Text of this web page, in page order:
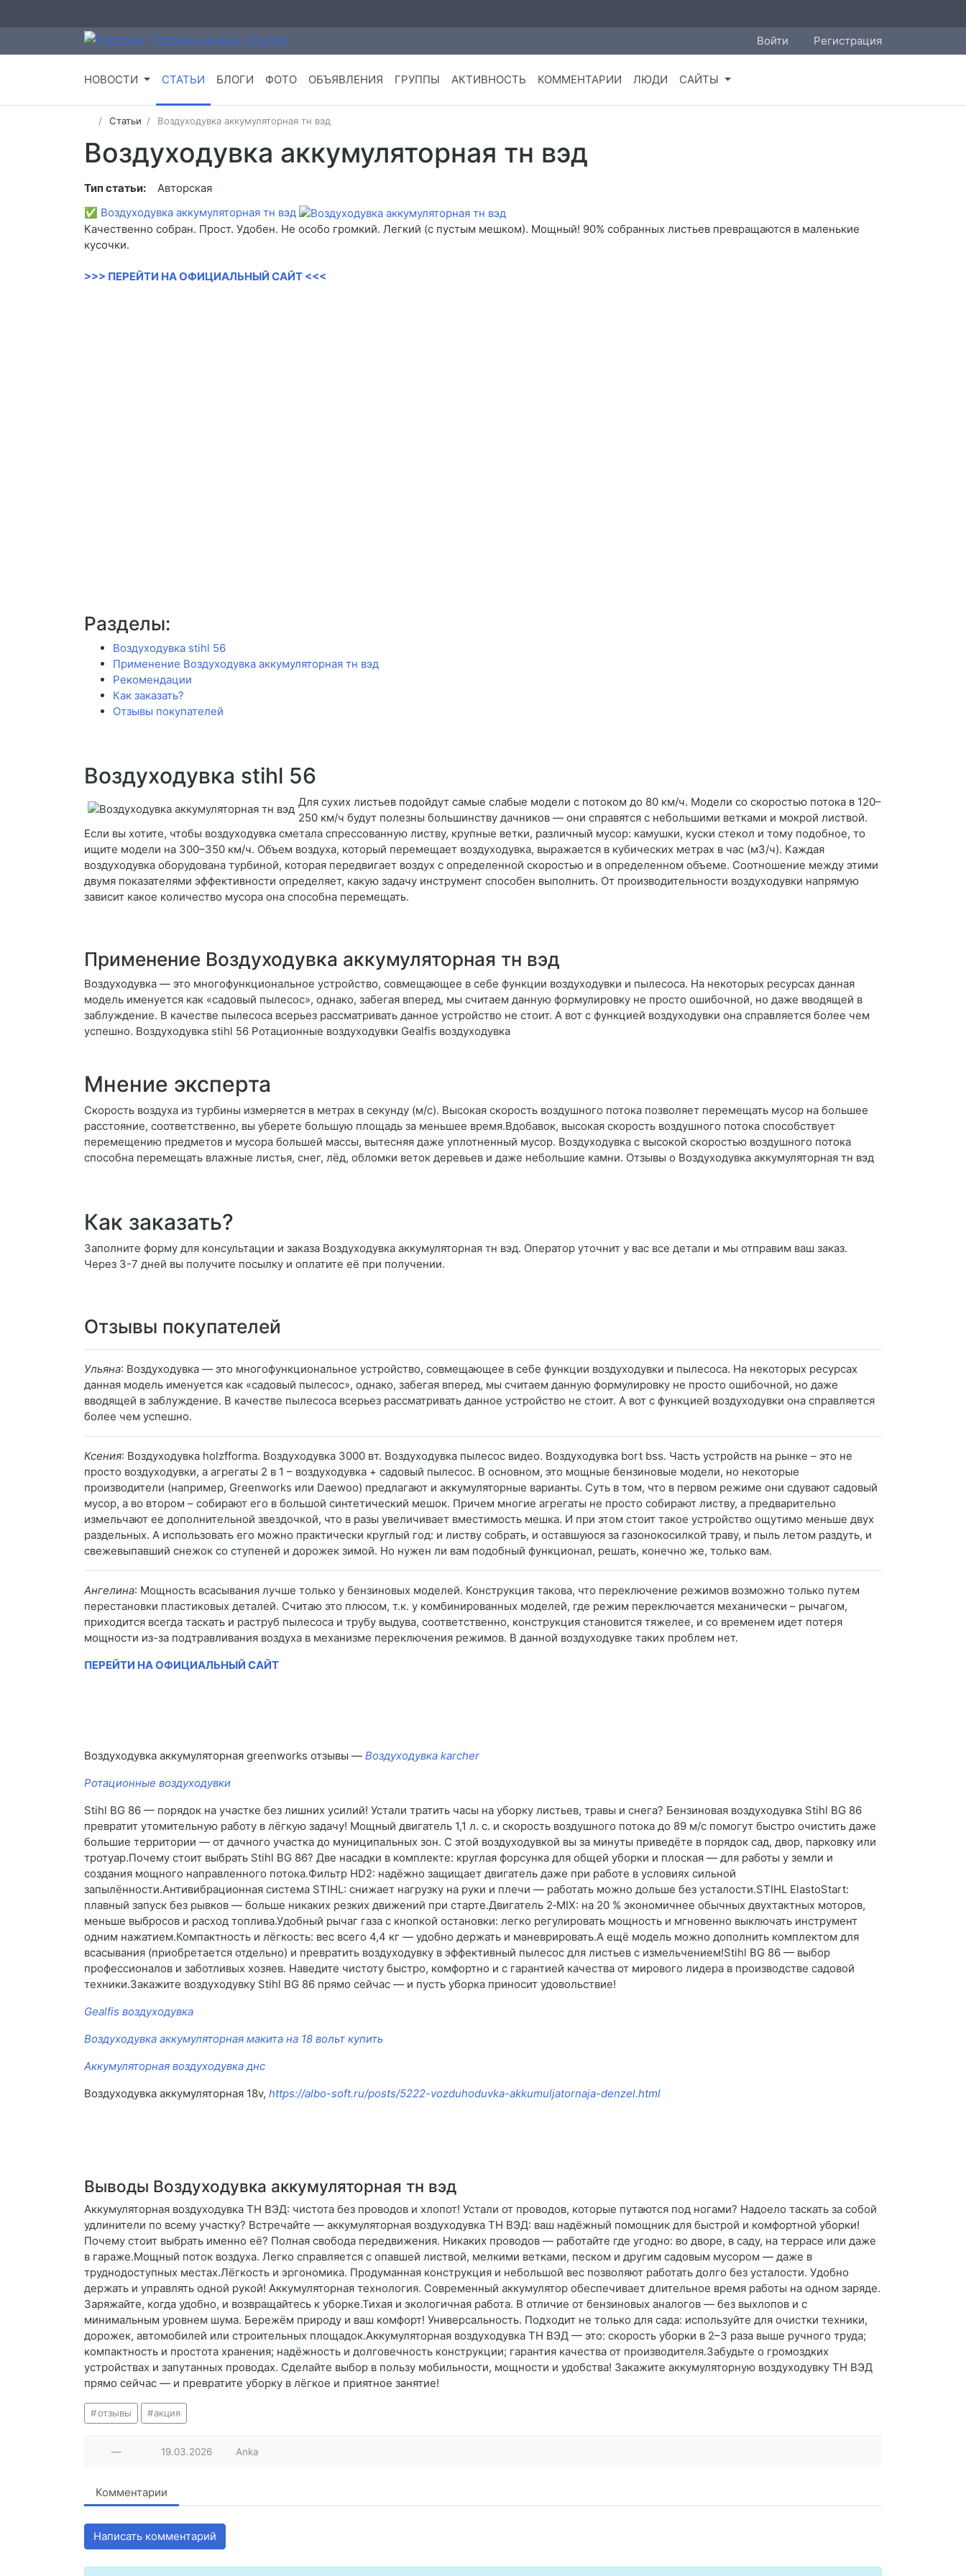
Войти Регистрация
НОВОСТИ СТАТЬИ БЛОГИ ФОТО ОБЪЯВЛЕНИЯ ГРУППЫ АКТИВНОСТЬ КОММЕНТАРИИ ЛЮДИ САЙТЫ
Статьи Воздуходувка аккумуляторная тн вэд
Воздуходувка аккумуляторная тн вэд
Тип статьи:
Авторская
✅ Воздуходувка аккумуляторная тн вэд
Качественно собран. Прост. Удобен. Не особо громкий. Легкий (с пустым мешком). Мощный! 90% собранных листьев превращаются в маленькие
кусочки.
>>> ПЕРЕЙТИ НА ОФИЦИАЛЬНЫЙ САЙТ <<<
Разделы:
Воздуходувка stihl 56
Применение Воздуходувка аккумуляторная тн вэд
Рекомендации
Как заказать?
Отзывы покупателей
Воздуходувка stihl 56
Для сухих листьев подойдут самые слабые модели с потоком до 80 км/ч. Модели со скоростью потока в 120–
250 км/ч будут полезны большинству дачников — они справятся с небольшими ветками и мокрой листвой.
Если вы хотите, чтобы воздуходувка сметала спрессованную листву, крупные ветки, различный мусор: камушки, куски стекол и тому подобное, то
ищите модели на 300–350 км/ч. Объем воздуха, который перемещает воздуходувка, выражается в кубических метрах в час (м3/ч). Каждая
воздуходувка оборудована турбиной, которая передвигает воздух с определенной скоростью и в определенном объеме. Соотношение между этими
двумя показателями эффективности определяет, какую задачу инструмент способен выполнить. От производительности воздуходувки напрямую
зависит какое количество мусора она способна перемещать.
Применение Воздуходувка аккумуляторная тн вэд
Воздуходувка — это многофункциональное устройство, совмещающее в себе функции воздуходувки и пылесоса. На некоторых ресурсах данная
модель именуется как «садовый пылесос», однако, забегая вперед, мы считаем данную формулировку не просто ошибочной, но даже вводящей в
заблуждение. В качестве пылесоса всерьез рассматривать данное устройство не стоит. А вот с функцией воздуходувки она справляется более чем
успешно. Воздуходувка stihl 56 Ротационные воздуходувки Gealfis воздуходувка
Мнение эксперта
Скорость воздуха из турбины измеряется в метрах в секунду (м/с). Высокая скорость воздушного потока позволяет перемещать мусор на большее
расстояние, соответственно, вы уберете большую площадь за меньшее время.Вдобавок, высокая скорость воздушного потока способствует
перемещению предметов и мусора большей массы, вытесняя даже уплотненный мусор. Воздуходувка с высокой скоростью воздушного потока
способна перемещать влажные листья, снег, лёд, обломки веток деревьев и даже небольшие камни. Отзывы о Воздуходувка аккумуляторная тн вэд
Как заказать?
Заполните форму для консультации и заказа Воздуходувка аккумуляторная тн вэд. Оператор уточнит у вас все детали и мы отправим ваш заказ.
Через 3-7 дней вы получите посылку и оплатите её при получении.
Отзывы покупателей
Ульяна: Воздуходувка — это многофункциональное устройство, совмещающее в себе функции воздуходувки и пылесоса. На некоторых ресурсах
данная модель именуется как «садовый пылесос», однако, забегая вперед, мы считаем данную формулировку не просто ошибочной, но даже
вводящей в заблуждение. В качестве пылесоса всерьез рассматривать данное устройство не стоит. А вот с функцией воздуходувки она справляется
более чем успешно.
Ксения: Воздуходувка holzfforma. Воздуходувка 3000 вт. Воздуходувка пылесос видео. Воздуходувка bort bss. Часть устройств на рынке – это не
просто воздуходувки, а агрегаты 2 в 1 – воздуходувка + садовый пылесос. В основном, это мощные бензиновые модели, но некоторые
производители (например, Greenworks или Daewoo) предлагают и аккумуляторные варианты. Суть в том, что в первом режиме они сдувают садовый
мусор, а во втором – собирают его в большой синтетический мешок. Причем многие агрегаты не просто собирают листву, а предварительно
измельчают ее дополнительной звездочкой, что в разы увеличивает вместимость мешка. И при этом стоит такое устройство ощутимо меньше двух
раздельных. А использовать его можно практически круглый год: и листву собрать, и оставшуюся за газонокосилкой траву, и пыль летом раздуть, и
свежевыпавший снежок со ступеней и дорожек зимой. Но нужен ли вам подобный функционал, решать, конечно же, только вам.
Ангелина: Мощность всасывания лучше только у бензиновых моделей. Конструкция такова, что переключение режимов возможно только путем
перестановки пластиковых деталей. Считаю это плюсом, т.к. у комбинированных моделей, где режим переключается механически – рычагом,
приходится всегда таскать и раструб пылесоса и трубу выдува, соответственно, конструкция становится тяжелее, и со временем идет потеря
мощности из-за подтравливания воздуха в механизме переключения режимов. В данной воздуходувке таких проблем нет.
ПЕРЕЙТИ НА ОФИЦИАЛЬНЫЙ САЙТ
Воздуходувка аккумуляторная greenworks отзывы — Воздуходувка karcher
Ротационные воздуходувки
Stihl BG 86 — порядок на участке без лишних усилий! Устали тратить часы на уборку листьев, травы и снега? Бензиновая воздуходувка Stihl BG 86
превратит утомительную работу в лёгкую задачу! Мощный двигатель 1,1 л. с. и скорость воздушного потока до 89 м/с помогут быстро очистить даже
большие территории — от дачного участка до муниципальных зон. С этой воздуходувкой вы за минуты приведёте в порядок сад, двор, парковку или
тротуар.Почему стоит выбрать Stihl BG 86? Две насадки в комплекте: круглая форсунка для общей уборки и плоская — для работы у земли и
создания мощного направленного потока.Фильтр HD2: надёжно защищает двигатель даже при работе в условиях сильной
запылённости.Антивибрационная система STIHL: снижает нагрузку на руки и плечи — работать можно дольше без усталости.STIHL ElastoStart:
плавный запуск без рывков — больше никаких резких движений при старте.Двигатель 2‑MIX: на 20 % экономичнее обычных двухтактных моторов,
меньше выбросов и расход топлива.Удобный рычаг газа с кнопкой остановки: легко регулировать мощность и мгновенно выключать инструмент
одним нажатием.Компактность и лёгкость: вес всего 4,4 кг — удобно держать и маневрировать.А ещё модель можно дополнить комплектом для
всасывания (приобретается отдельно) и превратить воздуходувку в эффективный пылесос для листьев с измельчением!Stihl BG 86 — выбор
профессионалов и заботливых хозяев. Наведите чистоту быстро, комфортно и с гарантией качества от мирового лидера в производстве садовой
техники.Закажите воздуходувку Stihl BG 86 прямо сейчас — и пусть уборка приносит удовольствие!
Gealfis воздуходувка
Воздуходувка аккумуляторная макита на 18 вольт купить
Аккумуляторная воздуходувка днс
Воздуходувка аккумуляторная 18v, https://albo-soft.ru/posts/5222-vozduhoduvka-akkumuljatornaja-denzel.html
Выводы Воздуходувка аккумуляторная тн вэд
Аккумуляторная воздуходувка ТН ВЭД: чистота без проводов и хлопот! Устали от проводов, которые путаются под ногами? Надоело таскать за собой
удлинители по всему участку? Встречайте — аккумуляторная воздуходувка ТН ВЭД: ваш надёжный помощник для быстрой и комфортной уборки!
Почему стоит выбрать именно её? Полная свобода передвижения. Никаких проводов — работайте где угодно: во дворе, в саду, на террасе или даже
в гараже.Мощный поток воздуха. Легко справляется с опавшей листвой, мелкими ветками, песком и другим садовым мусором — даже в
труднодоступных местах.Лёгкость и эргономика. Продуманная конструкция и небольшой вес позволяют работать долго без усталости. Удобно
держать и управлять одной рукой! Аккумуляторная технология. Современный аккумулятор обеспечивает длительное время работы на одном заряде.
Заряжайте, когда удобно, и возвращайтесь к уборке.Тихая и экологичная работа. В отличие от бензиновых аналогов — без выхлопов и с
минимальным уровнем шума. Бережём природу и ваш комфорт! Универсальность. Подходит не только для сада: используйте для очистки техники,
дорожек, автомобилей или строительных площадок.Аккумуляторная воздуходувка ТН ВЭД — это: скорость уборки в 2–3 раза выше ручного труда;
компактность и простота хранения; надёжность и долговечность конструкции; гарантия качества от производителя.Забудьте о громоздких
устройствах и запутанных проводах. Сделайте выбор в пользу мобильности, мощности и удобства! Закажите аккумуляторную воздуходувку ТН ВЭД
прямо сейчас — и превратите уборку в лёгкое и приятное занятие!
отзывы акция
— 19.03.2026 Anka
Комментарии
Написать комментарий